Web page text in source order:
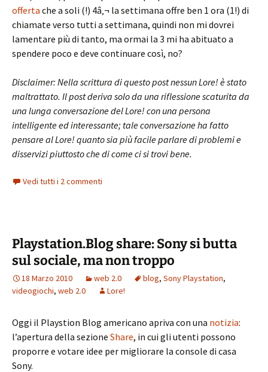
offerta che a soli (!) 4â‚¬ la settimana offre ben 1 ora (1!) di
chiamate verso tutti a settimana, quindi non mi dovrei
lamentare più di tanto, ma ormai la 3 mi ha abituato a
spendere poco e deve continuare così, no?
Disclaimer: Nella scrittura di questo post nessun Lore! è stato
maltrattato. Il post deriva solo da una riflessione scaturita da
una lunga conversazione del Lore! con una persona
intelligente ed interessante; tale conversazione ha fatto
pensare al Lore! quanto sia più facile parlare di problemi e
disservizi piuttosto che di come ci si trovi bene.
Vedi tutti i 2 commenti
Playstation.Blog share: Sony si butta
sul sociale, ma non troppo
18 Marzo 2010 web 2.0 blog, Sony Playstation,
videogiochi, web 2.0 Lore!
Oggi il Playstion Blog americano apriva con una notizia:
l’apertura della sezione Share, in cui gli utenti possono
proporre e votare idee per migliorare la console di casa
Sony.